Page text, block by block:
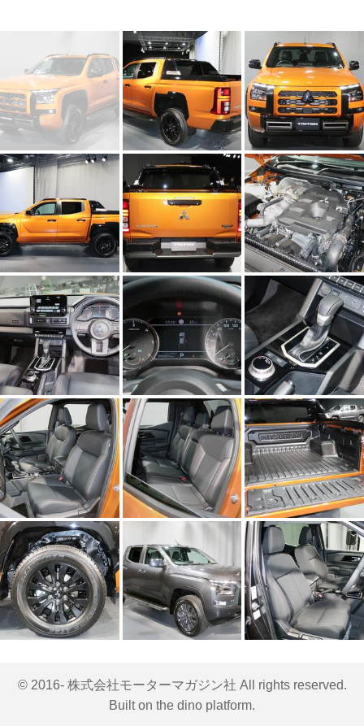
© 2016- 株式会社モーターマガジン社 All rights reserved.
Built on the dino platform.